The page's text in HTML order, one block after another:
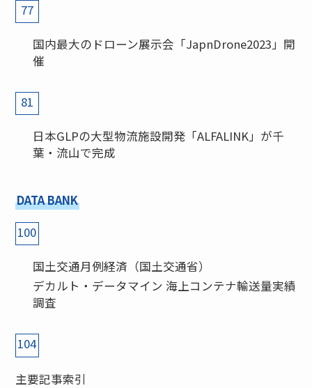
77
国内最大のドローン展示会「JapnDrone2023」開
催
81
日本GLPの大型物流施設開発「ALFALINK」が千
葉・流山で完成
DATA BANK
100
国土交通月例経済（国土交通省）
デカルト・データマイン 海上コンテナ輸送量実績
調査
104
主要記事索引